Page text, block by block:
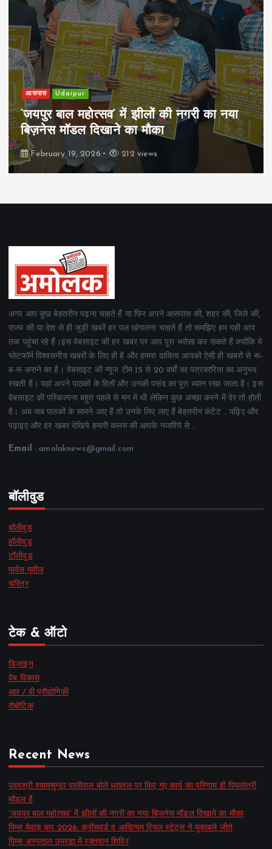
आसपास Udaipur
‘जयपुर बाल महोत्सव’ में झीलों की नगरी का नया
बिज़नेस मॉडल दिखाने का मौका
February 19, 2026 212 views
अगर आप कुछ बेहतरीन पढ़ना चाहते हैं या फिर अपने आसपास की, शहर की, जिले की,
राज्य की या देश से ही जुड़ी खबरें हर पल खंगालना चाहते हैं तो समझिए हम यही आप
तक पहुंचा रहे हैं।इस वेबसाइट की हर खबर पर आप पूरा भरोसा कर सकते हैं क्योंकि ये
प्लेटफॉर्म विश्वसनीय खबरों के लिए ही है और हमारा दायित्व आपको ऐसी ही खबरों से रू-
ब-रू कराने का है। वेबसाइट की न्यूज टीम 15 से 20 वर्षों का पत्रकारिता का अनुभव
रखती है। यहां अपने पाठकों के हितों और उनकी पसंद का पूरा ध्यान रखा जाता है। इस
वेबसाइट की परिकल्पना बहुत पहले से मन में थी लेकिन कुछ अच्छा करने में देर तो होती
है। अब जब पाठकों के सामने आए हैं तो उनके लिए लाए हैं बेहतरीन कंटेंट .. पढ़िए और
पढ़ाइए और हर खबर देखिये हमारी कलम की आपके नजरिये से ..
Email : amolaknews@gmail.com
बॉलीवुड
बॉलीवुड
हॉलीवुड
टॉलीवुड
मार्वल मूवीज
चरित्र
टेक & ऑटो
डिज़ाइन
वेब विकास
आर / वी प्रौद्योगिकी
रोबोटिक
Recent News
पद्मश्री श्यामसुन्दर पालीवाल बोले धरातल पर किए गए कार्य का परिणाम ही पिपलांत्री
मॉडल है
‘जयपुर बाल महोत्सव’ में झीलों की नगरी का नया बिज़नेस मॉडल दिखाने का मौका
पिम्स मेवाड़ कप 2026: क्रॉसवर्ड व आदित्यम रियल स्टेट्स ने मुकाबले जीते
पिम्स अस्पताल उमरडा में रक्तदान शिविर